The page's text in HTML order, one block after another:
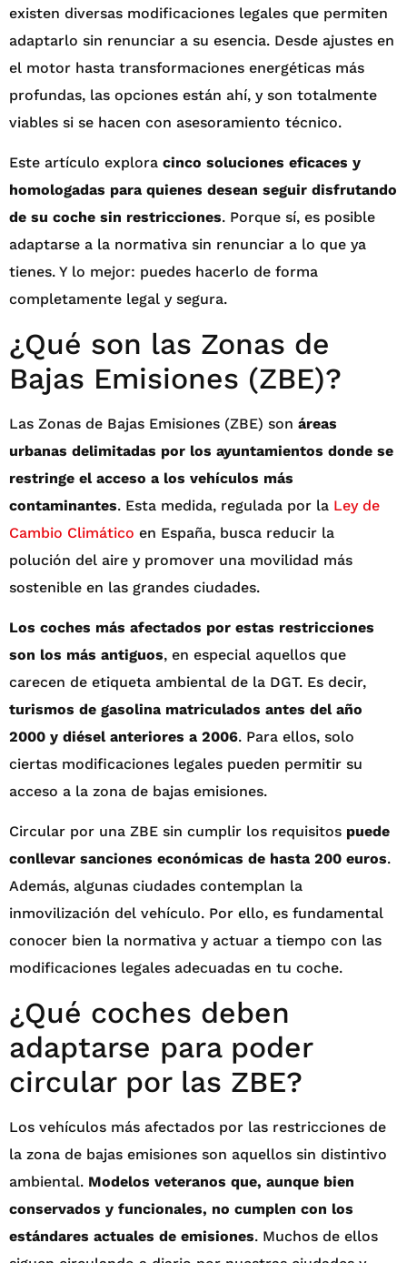
existen diversas modificaciones legales que permiten
adaptarlo sin renunciar a su esencia. Desde ajustes en
el motor hasta transformaciones energéticas más
profundas, las opciones están ahí, y son totalmente
viables si se hacen con asesoramiento técnico.
Este artículo explora cinco soluciones eficaces y
homologadas para quienes desean seguir disfrutando
de su coche sin restricciones. Porque sí, es posible
adaptarse a la normativa sin renunciar a lo que ya
tienes. Y lo mejor: puedes hacerlo de forma
completamente legal y segura.
¿Qué son las Zonas de
Bajas Emisiones (ZBE)?
Las Zonas de Bajas Emisiones (ZBE) son áreas
urbanas delimitadas por los ayuntamientos donde se
restringe el acceso a los vehículos más
contaminantes. Esta medida, regulada por la Ley de
Cambio Climático en España, busca reducir la
polución del aire y promover una movilidad más
sostenible en las grandes ciudades.
Los coches más afectados por estas restricciones
son los más antiguos, en especial aquellos que
carecen de etiqueta ambiental de la DGT. Es decir,
turismos de gasolina matriculados antes del año
2000 y diésel anteriores a 2006. Para ellos, solo
ciertas modificaciones legales pueden permitir su
acceso a la zona de bajas emisiones.
Circular por una ZBE sin cumplir los requisitos puede
conllevar sanciones económicas de hasta 200 euros.
Además, algunas ciudades contemplan la
inmovilización del vehículo. Por ello, es fundamental
conocer bien la normativa y actuar a tiempo con las
modificaciones legales adecuadas en tu coche.
¿Qué coches deben
adaptarse para poder
circular por las ZBE?
Los vehículos más afectados por las restricciones de
la zona de bajas emisiones son aquellos sin distintivo
ambiental. Modelos veteranos que, aunque bien
conservados y funcionales, no cumplen con los
estándares actuales de emisiones. Muchos de ellos